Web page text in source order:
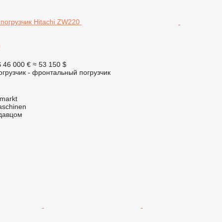
46 000 € ≈ 53 150 $
- фронтальный погрузчик